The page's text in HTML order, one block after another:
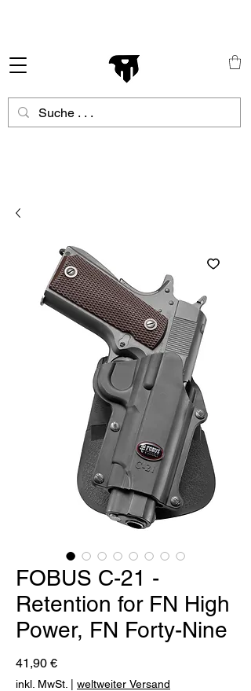
FOBUS C-21 -
Retention for FN High
Power, FN Forty-Nine
41,90 €Preis
inkl. MwSt. weltweiter Versand